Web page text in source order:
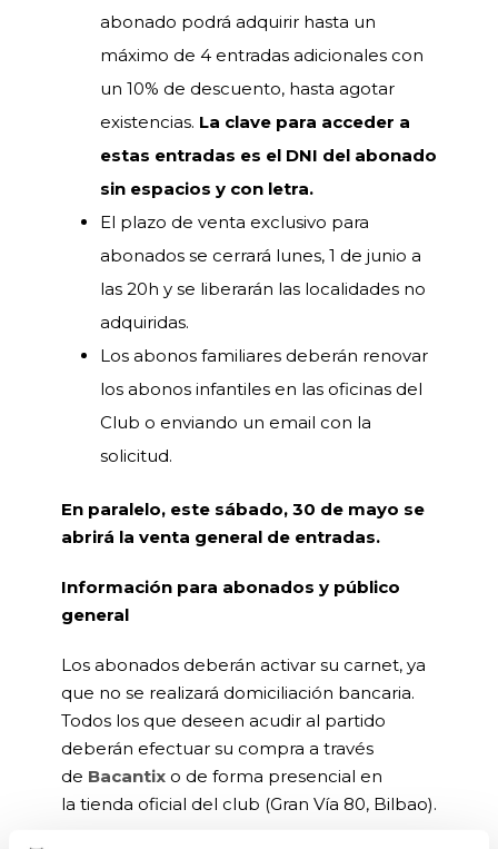
abonado podrá adquirir hasta un
máximo de 4 entradas adicionales con
un 10% de descuento, hasta agotar
existencias. La clave para acceder a
estas entradas es el DNI del abonado
sin espacios y con letra.
El plazo de venta exclusivo para
abonados se cerrará lunes, 1 de junio a
las 20h y se liberarán las localidades no
adquiridas.
Los abonos familiares deberán renovar
los abonos infantiles en las oficinas del
Club o enviando un email con la
solicitud.
En paralelo, este sábado, 30 de mayo se
abrirá la venta general de entradas.
Información para abonados y público
general
Los abonados deberán activar su carnet, ya
que no se realizará domiciliación bancaria.
Todos los que deseen acudir al partido
deberán efectuar su compra a través
de Bacantix o de forma presencial en
la tienda oficial del club (Gran Vía 80, Bilbao).